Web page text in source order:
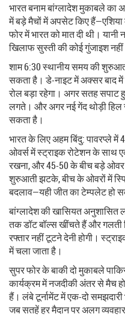
भारत बनाम बांग्लादेश मुकाबले का
में बड़े मैचों में अपसेट किए
फोर में भारत को मात दी थी।
खिलाफ सुस्ती की कोई गुंजाइश
शाम 6:30 स्थानीय समय की
सकता है। डे-नाइट में अक्सर बाद में
रोल बड़ा रहेगा। अगर सतह सपाट
लगते। और अगर नई गेंद थोड़ी हिल
सकता है।
भारत के लिए अहम बिंदु: पावरप्ले
ओवर्स में स्ट्राइक रोटेशन के साथ
रखना, और 45-50 के बीच बड़े ओवर
शुरुआती झटके, बीच के ओवरों में
बदलाव—यही जीत का टेम्पलेट हो
बांग्लादेश की खासियत
तक डॉट बॉल्स खींचते हैं और
रफ्तार नहीं टूटने देनी होगी।
में चला जाता है।
सुपर फोर के बाकी दो मुकाबले
कार्यक्रम में नजदीकी अंतर से मैच
हैं। लंबे टूर्नामेंट में एक-दो
जब सतहें हर मैदान पर अलग